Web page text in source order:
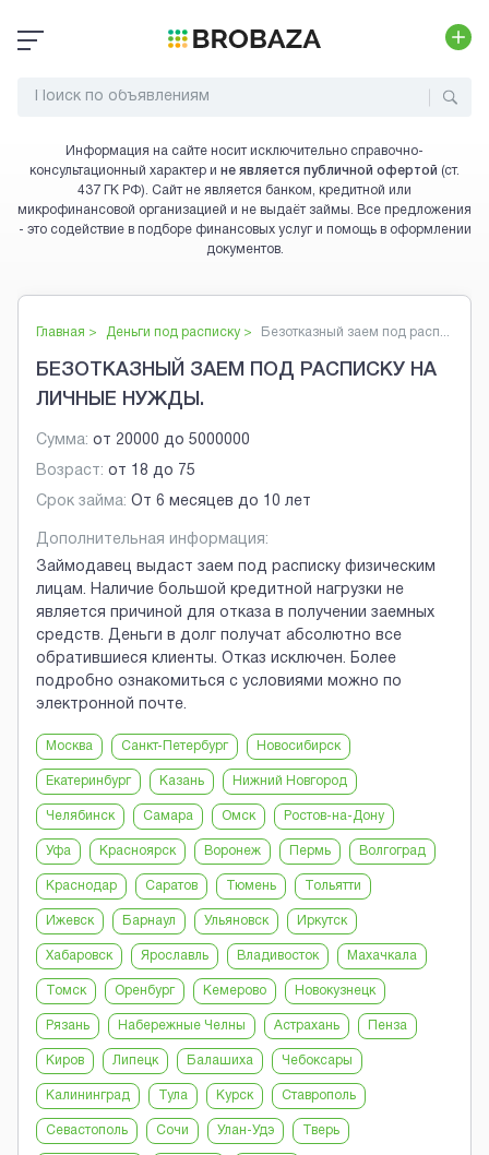
Информация на сайте носит исключительно справочно-
консультационный характер и не является публичной офертой (ст.
437 ГК РФ). Сайт не является банком, кредитной или
микрофинансовой организацией и не выдаёт займы. Все предложения
- это содействие в подборе финансовых услуг и помощь в оформлении
документов.
Главная > Деньги под расписку > Безотказный заем под расп...
БЕЗОТКАЗНЫЙ ЗАЕМ ПОД РАСПИСКУ НА
ЛИЧНЫЕ НУЖДЫ.
Сумма: от 20000 до 5000000
Возраст: от 18 до 75
Срок займа: От 6 месяцев до 10 лет
Дополнительная информация:
Займодавец выдаст заем под расписку физическим
лицам. Наличие большой кредитной нагрузки не
является причиной для отказа в получении заемных
средств. Деньги в долг получат абсолютно все
обратившиеся клиенты. Отказ исключен. Более
подробно ознакомиться с условиями можно по
электронной почте.
Москва Санкт-Петербург Новосибирск
Екатеринбург Казань Нижний Новгород
Челябинск Самара Омск Ростов-на-Дону
Уфа Красноярск Воронеж Пермь Волгоград
Краснодар Саратов Тюмень Тольятти
Ижевск Барнаул Ульяновск Иркутск
Хабаровск Ярославль Владивосток Махачкала
Томск Оренбург Кемерово Новокузнецк
Рязань Набережные Челны Астрахань Пенза
Киров Липецк Балашиха Чебоксары
Калининград Тула Курск Ставрополь
Севастополь Сочи Улан-Удэ Тверь